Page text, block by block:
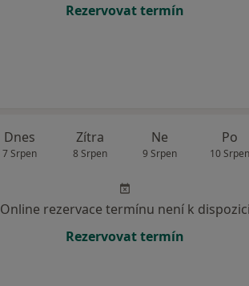
Rezervovat termín
Dnes
7 Srpen
Zítra
8 Srpen
Ne
9 Srpen
Po
10 Srpen
Online rezervace termínu není k dispozici
Rezervovat termín